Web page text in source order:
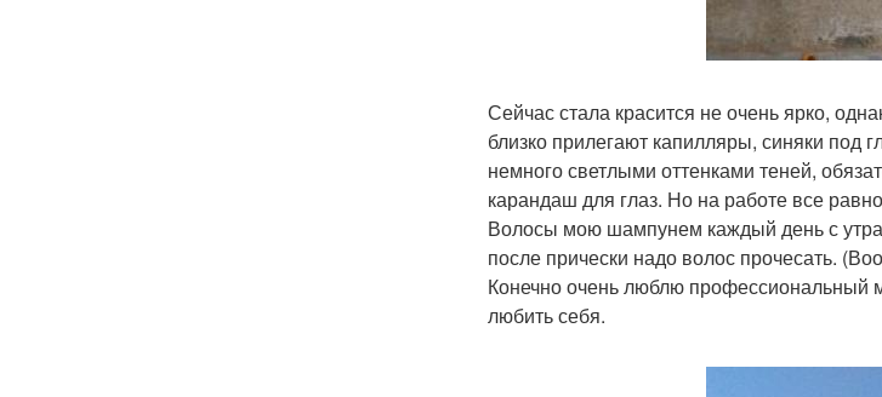
Сейчас стала красится не очень ярко,
близко прилегают капилляры, синяки под
немного светлыми оттенками теней,
карандаш для глаз. Но на работе все
Волосы мою шампунем каждый день с
после прически надо волос прочесать.
Конечно очень люблю профессиональный
любить себя.